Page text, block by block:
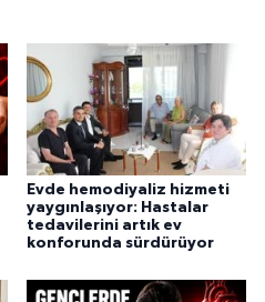
Evde hemodiyaliz hizmeti
yaygınlaşıyor: Hastalar
tedavilerini artık ev
konforunda sürdürüyor